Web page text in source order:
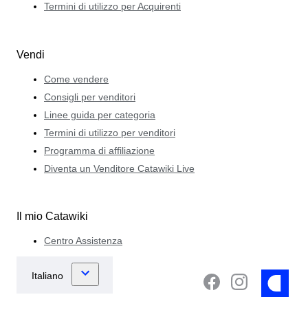
Termini di utilizzo per Acquirenti
Vendi
Come vendere
Consigli per venditori
Linee guida per categoria
Termini di utilizzo per venditori
Programma di affiliazione
Diventa un Venditore Catawiki Live
Il mio Catawiki
Centro Assistenza